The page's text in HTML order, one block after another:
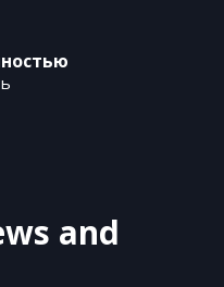
and